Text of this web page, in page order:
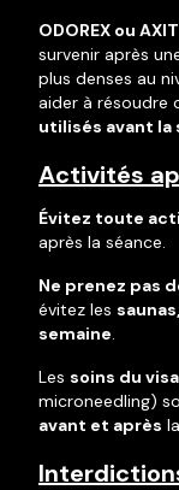
ODOREX ou
survenir après
plus denses au
aider à résoudre
utilisés avant la
Activités
Évitez toute
après la séance.
Ne prenez pas
évitez les
semaine.
Les soins du
microneedling)
avant et après